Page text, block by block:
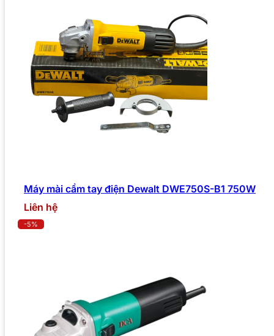
Máy mài cầm tay điện Dewalt DWE750S-B1 750W
Liên hệ
-5%